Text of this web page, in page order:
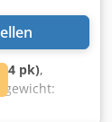
pk),
meer